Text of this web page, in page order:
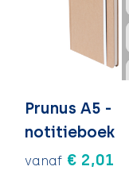
Prunus A5 -
notitieboek
vanaf € 2,01